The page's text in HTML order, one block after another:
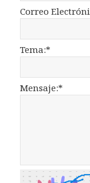
Correo
Tema:*
Mensaje:*